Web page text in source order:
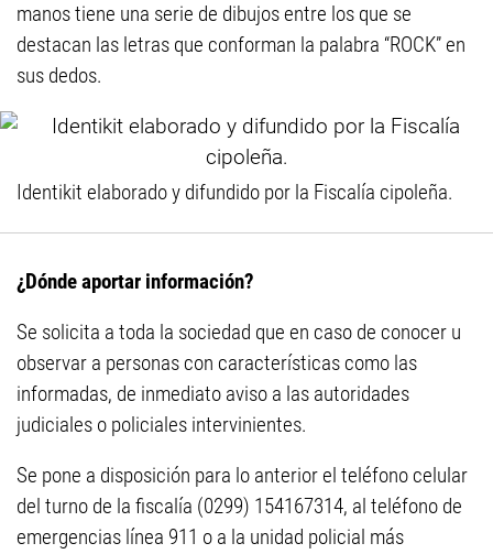
manos tiene una serie de dibujos entre los que se
destacan las letras que conforman la palabra “ROCK” en
sus dedos.
Identikit elaborado y difundido por la Fiscalía cipoleña.
¿Dónde aportar información?
Se solicita a toda la sociedad que en caso de conocer u
observar a personas con características como las
informadas, de inmediato aviso a las autoridades
judiciales o policiales intervinientes.
Se pone a disposición para lo anterior el teléfono celular
del turno de la fiscalía (0299) 154167314, al teléfono de
emergencias línea 911 o a la unidad policial más